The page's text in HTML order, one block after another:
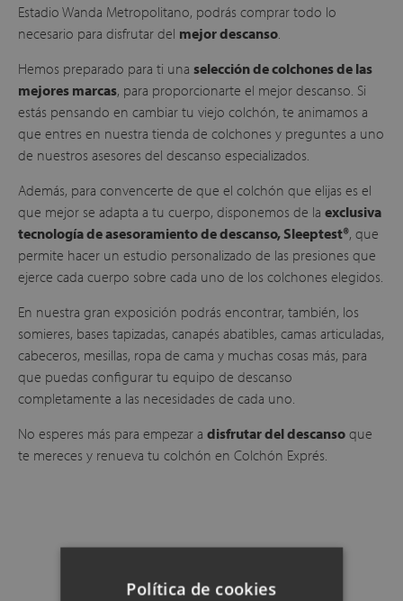
Estadio Wanda Metropolitano, podrás comprar todo lo
necesario para disfrutar del mejor descanso
Hemos preparado para ti una selección de colchones de las
mejores marcas, para proporcionarte el mejor descanso. Si
estás pensando en cambiar tu viejo colchón, te animamos a
que entres en nuestra tienda de colchones y preguntes a uno
de nuestros asesores del descanso especializados.
Además, para convencerte de que el colchón que elijas es el
que mejor se adapta a tu cuerpo, disponemos de la exclusiva
tecnología de asesoramiento de descanso, Sleeptest®, que
permite hacer un estudio personalizado de las presiones que
ejerce cada cuerpo sobre cada uno de los colchones elegidos.
En nuestra gran exposición podrás encontrar, también, los
somieres, bases tapizadas, canapés abatibles, camas articuladas,
cabeceros, mesillas, ropa de cama y muchas cosas más, para
que puedas configurar tu equipo de descanso
completamente a las necesidades de cada uno.
No esperes más para empezar a disfrutar del descanso que
te mereces y renueva tu colchón en Colchón Exprés.
Política de cookies